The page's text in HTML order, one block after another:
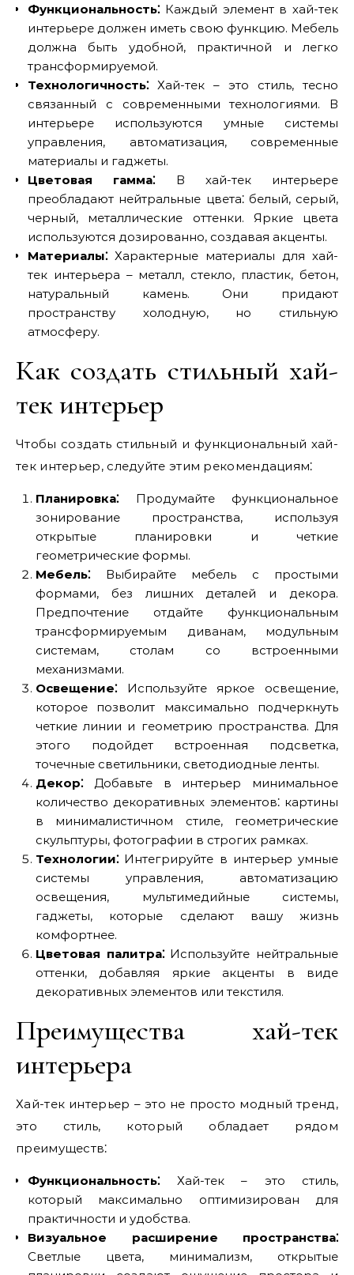
Функциональность⁚Каждый элемент в хай-тек
интерьере должен иметь свою функцию. Мебель
должна быть удобной, практичной и легко
трансформируемой.
Технологичность⁚Хай-тек – это стиль, тесно
связанный с современными технологиями. В
интерьере используются умные системы
управления, автоматизация, современные
материалы и гаджеты.
Цветовая гамма⁚В хай-тек интерьере
преобладают нейтральные цвета⁚ белый, серый,
черный, металлические оттенки. Яркие цвета
используются дозированно, создавая акценты.
Материалы⁚Характерные материалы для хай-
тек интерьера – металл, стекло, пластик, бетон,
натуральный камень. Они придают
пространству холодную, но стильную
атмосферу.
Как создать стильный хай-
тек интерьер
Чтобы создать стильный и функциональный хай-
тек интерьер, следуйте этим рекомендациям⁚
Планировка⁚Продумайте функциональное
зонирование пространства, используя
открытые планировки и четкие
геометрические формы.
Мебель⁚Выбирайте мебель с простыми
формами, без лишних деталей и декора.
Предпочтение отдайте функциональным
трансформируемым диванам, модульным
системам, столам со встроенными
механизмами.
Освещение⁚Используйте яркое освещение,
которое позволит максимально подчеркнуть
четкие линии и геометрию пространства. Для
этого подойдет встроенная подсветка,
точечные светильники, светодиодные ленты.
Декор⁚Добавьте в интерьер минимальное
количество декоративных элементов⁚ картины
в минималистичном стиле, геометрические
скульптуры, фотографии в строгих рамках.
Технологии⁚Интегрируйте в интерьер умные
системы управления, автоматизацию
освещения, мультимедийные системы,
гаджеты, которые сделают вашу жизнь
комфортнее.
Цветовая палитра⁚Используйте нейтральные
оттенки, добавляя яркие акценты в виде
декоративных элементов или текстиля.
Преимущества хай-тек
интерьера
Хай-тек интерьер – это не просто модный тренд,
это стиль, который обладает рядом
преимуществ⁚
Функциональность⁚Хай-тек – это стиль,
который максимально оптимизирован для
практичности и удобства.
Визуальное расширение пространства⁚
Светлые цвета, минимализм, открытые